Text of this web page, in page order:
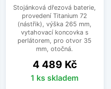
Stojánková dřezová baterie,
provedení Titanium 72
(nástřik), výška 265 mm,
vytahovací koncovka s
perlátorem, pro otvor 35
mm, otočná.
Cena
4 489 Kč
1 ks skladem